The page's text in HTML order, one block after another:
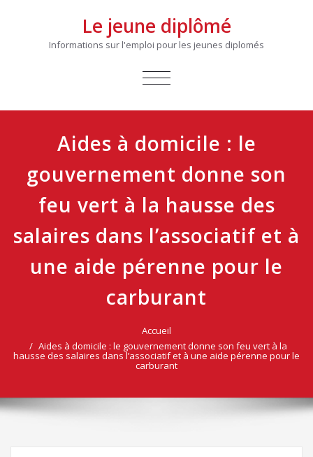
Le jeune diplômé
Informations sur l'emploi pour les jeunes diplomés
AFFICHER/MASQUER
Aides à domicile : le
gouvernement donne son
feu vert à la hausse des
salaires dans l’associatif et à
une aide pérenne pour le
carburant
Accueil
Aides à domicile : le gouvernement donne son feu vert à la
hausse des salaires dans l’associatif et à une aide pérenne pour le
carburant